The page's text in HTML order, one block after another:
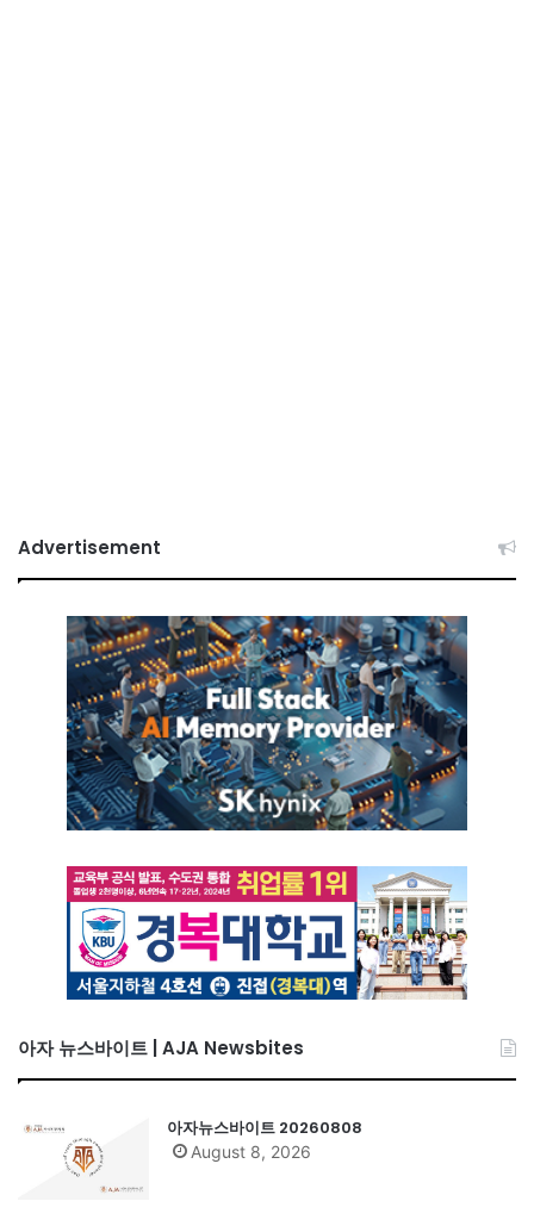
Advertisement
아자 뉴스바이트 | AJA Newsbites
아자뉴스바이트 20260808
August 8, 2026